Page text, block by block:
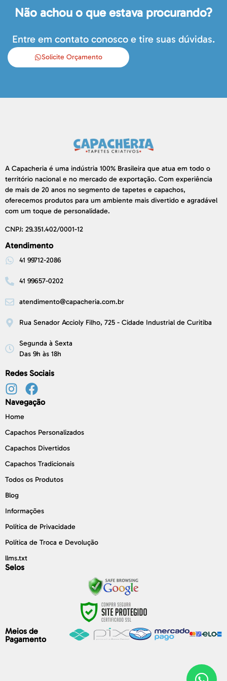
Não achou o que estava procurando?
Entre em contato conosco e tire suas dúvidas.
Solicite Orçamento
A Capacheria é uma indústria 100% Brasileira que atua em todo o
território nacional e no mercado de exportação. Com experiência
de mais de 20 anos no segmento de tapetes e capachos,
oferecemos produtos para um ambiente mais divertido e agradável
com um toque de personalidade.
CNPJ: 29.351.402/0001-12
Atendimento
41 99712-2086
41 99657-0202
atendimento@capacheria.com.br
Rua Senador Accioly Filho, 725 - Cidade Industrial de Curitiba
Segunda à Sexta
Das 9h às 18h
Redes Sociais
Navegação
Home
Capachos Personalizados
Capachos Divertidos
Capachos Tradicionais
Todos os Produtos
Blog
Informações
Política de Privacidade
Política de Troca e Devolução
llms.txt
Selos
Meios de
Pagamento